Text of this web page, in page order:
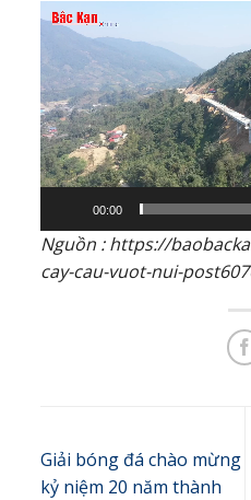
Trình
Video
00:00
Nguồn : https://
cay-cau-vuot-nui-
Giải bóng đá chào mừng
kỷ niệm 20 năm thành